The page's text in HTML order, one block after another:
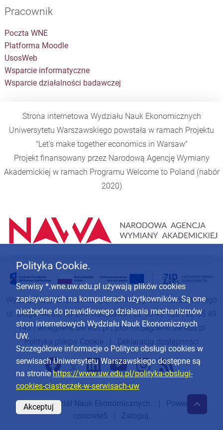
Pracownik
Poczta WNE
Platforma Moodle
UsosWeb
Wsparcie informatyczne
Wsparcie działalności badawczej
Strona internetowa Wydziału Nauk Ekonomicznych
Uniwersytetu Warszawskiego powstała w ramach Projektu
"Let's make together economics in Warsaw"
Projekt finansowany przez Narodową Agencję Wymiany
Akademickiej w ramach Programu Welcome to Poland (nabór
2020)
Wydział Nauk Ekonomicznych Uniwersytetu Warszawskiego
ul. Długa 44/50, 00-241 Warszawa | 22 55 49 126 | 22 55 49
145 |wne@wne.uw.edu.pl|promocja@wne.uw.edu.pl
Polityka plików Cookie| Deklaracja dostępności
Polityka Cookie.
Serwisy *.wne.uw.edu.pl używają plików cookies
zapisywanych na komputerach użytkowników. Są one
niezbędne do prawidłowego działania mechanizmów
stron internetowych Wydziału Nauk Ekonomicznych
UW.
Szczegółowe informacje o Polityce obsługi cookies w
serwisach Uniwersytetu Warszawskiego dostępne są
na stroniehttps://www.uw.edu.pl/polityka-obslugi-
cookies-ciasteczek-w-serwisach-uw
Akceptuj
© 2026Wydział Nauk Ekonomicznych
. | Powered by
concrete5
Zaloguj.